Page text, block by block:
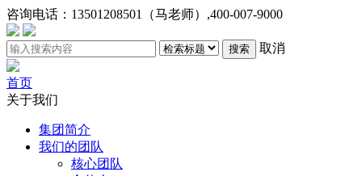
咨询电话： 13501208501（马老师）,400-007-9000
搜索 取消
首页
关于我们
集团简介
我们的团队
核心团队